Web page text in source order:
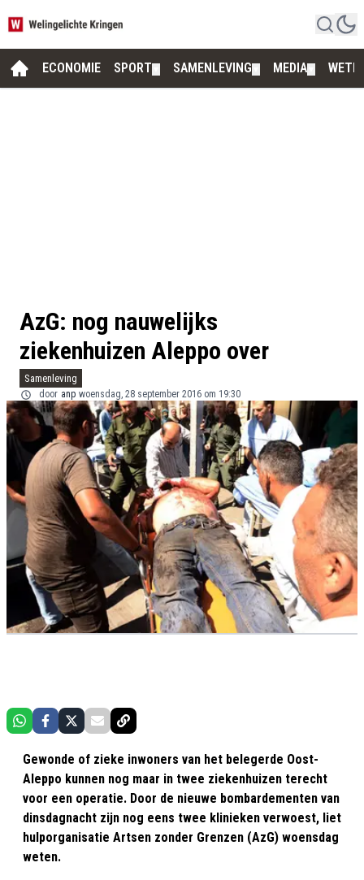
ECONOMIE SPORT SAMENLEVING MEDIA
AzG: nog nauwelijks
ziekenhuizen Aleppo over
Samenleving
door anp woensdag, 28 september 2016 om 19:30
Gewonde of zieke inwoners van het belegerde Oost-
Aleppo kunnen nog maar in twee ziekenhuizen terecht
voor een operatie. Door de nieuwe bombardementen van
dinsdagnacht zijn nog eens twee klinieken verwoest, liet
hulporganisatie Artsen zonder Grenzen (AzG) woensdag
weten.